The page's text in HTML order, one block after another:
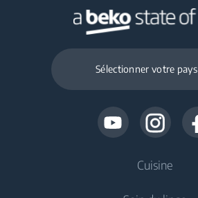
Sélectionner votre pays
Cuisine